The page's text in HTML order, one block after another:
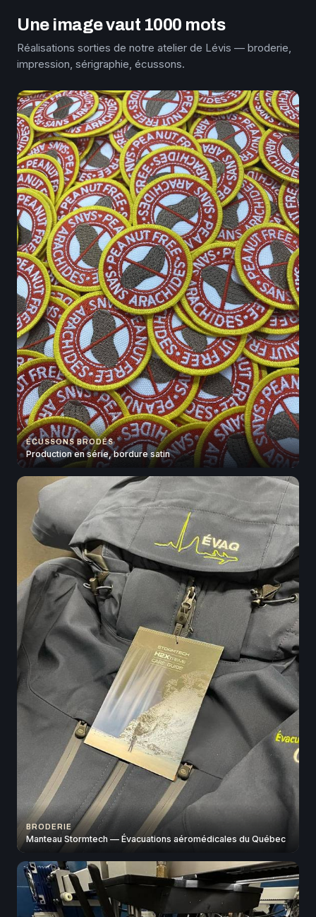
Une image vaut 1000 mots
Réalisations sorties de notre atelier de Lévis — broderie,
impression, sérigraphie, écussons.
ÉCUSSONS BRODÉS
Production en série, bordure satin
BRODERIE
Manteau Stormtech — Évacuations aéromédicales du Québec